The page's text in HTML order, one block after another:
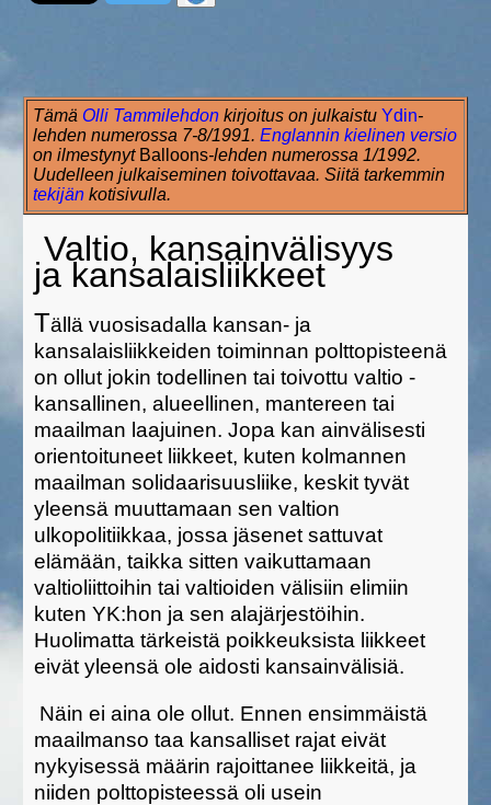
Tämä Olli Tammilehdonkirjoitus on julkaistu Ydin-
lehden numerossa 7-8/1991. Englannin kielinen versio
on ilmestynyt Balloons-lehden numerossa 1/1992.
Uudelleen julkaiseminen toivottavaa. Siitä tarkemmin
tekijänkotisivulla.
Valtio, kansainvälisyys
ja kansalaisliikkeet
Tällä vuosisadalla kansan- ja
kansalaisliikkeiden toiminnan polttopisteenä
on ollut jokin todellinen tai toivottu valtio -
kansallinen, alueellinen, mantereen tai
maailman laajuinen. Jopa kan ainvälisesti
orientoituneet liikkeet, kuten kolmannen
maailman solidaarisuusliike, keskit tyvät
yleensä muuttamaan sen valtion
ulkopolitiikkaa, jossa jäsenet sattuvat
elämään, taikka sitten vaikuttamaan
valtioliittoihin tai valtioiden välisiin elimiin
kuten YK:hon ja sen alajärjestöihin.
Huolimatta tärkeistä poikkeuksista liikkeet
eivät yleensä ole aidosti kansainvälisiä.
Näin ei aina ole ollut. Ennen ensimmäistä
maailmanso taa kansalliset rajat eivät
nykyisessä määrin rajoittanee liikkeitä, ja
niiden polttopisteessä oli usein